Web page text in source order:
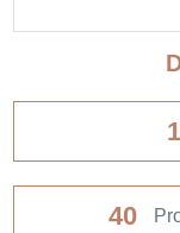
40